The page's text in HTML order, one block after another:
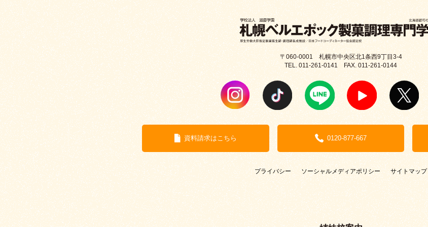
〒060-0001 札幌市中央区北1条西9丁目3-4
TEL. 011-261-0141 FAX. 011-261-0144
資料請求はこちら 0120-877-667
プライバシー ソーシャルメディアポリシー サイトマップ